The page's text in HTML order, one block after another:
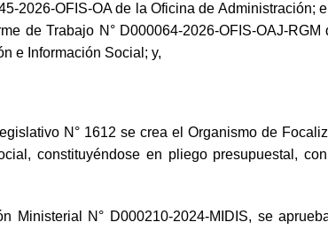
2026-OFIS-OA de la Oficina de
de Trabajo N° D000064-2026-OFIS-OAJ-
e Información Social; y,
N° 1612 se crea el Organismo de
constituyéndose en pliego presupuestal,
Ministerial N° D000210-2024-MIDIS, se